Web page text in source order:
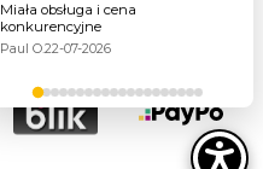
Miała obsługa i cena
konkurencyjne
Paul O.22-07-2026